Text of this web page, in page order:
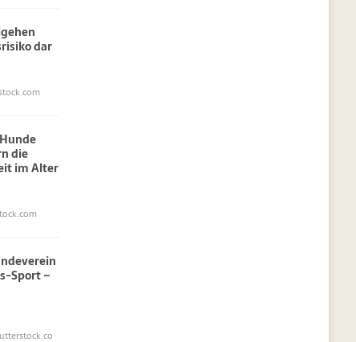
dar
die
im Alter
Sport –